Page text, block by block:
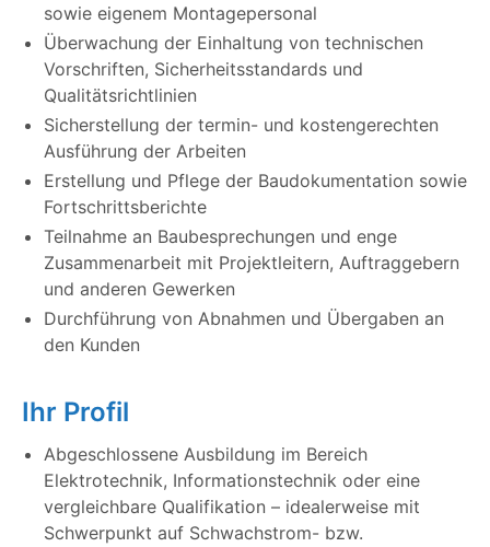
sowie eigenem Montagepersonal
Überwachung der Einhaltung von technischen
Vorschriften, Sicherheitsstandards und
Qualitätsrichtlinien
Sicherstellung der termin- und kostengerechten
Ausführung der Arbeiten
Erstellung und Pflege der Baudokumentation sowie
Fortschrittsberichte
Teilnahme an Baubesprechungen und enge
Zusammenarbeit mit Projektleitern, Auftraggebern
und anderen Gewerken
Durchführung von Abnahmen und Übergaben an
den Kunden
Ihr Profil
Abgeschlossene Ausbildung im Bereich
Elektrotechnik, Informationstechnik oder eine
vergleichbare Qualifikation – idealerweise mit
Schwerpunkt auf Schwachstrom- bzw.